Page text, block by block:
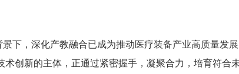
下，深化产教融合已成为推动医疗装备产业高质量发
术创新的主体，正通过紧密握手，凝聚合力，培育符合